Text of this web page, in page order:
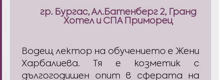
гр. Бургас, Ал.Батенберг 2, Гранд
Хотел и СПА Приморец
Водещ лектор на обучението е Жени
Харбалиева. Тя е козметик с
дългогодишен опит в сферата на